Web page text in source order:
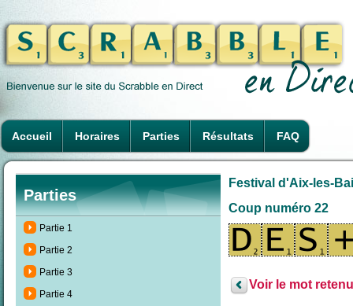
Accueil Horaires Parties Résultats FAQ
Parties
Partie 1
Partie 2
Partie 3
Partie 4
Festival d'Aix-les-
Coup numéro 22
Voir le mot